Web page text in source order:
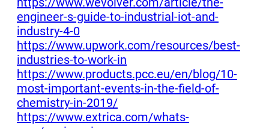
engineer-s-guide-to-industrial-iot-and-
industry-4-0
https://www.upwork.com/resources/best-
industries-to-work-in
https://www.products.pcc.eu/en/blog/10-
most-important-events-in-the-field-of-
chemistry-in-2019/
https://www.extrica.com/whats-